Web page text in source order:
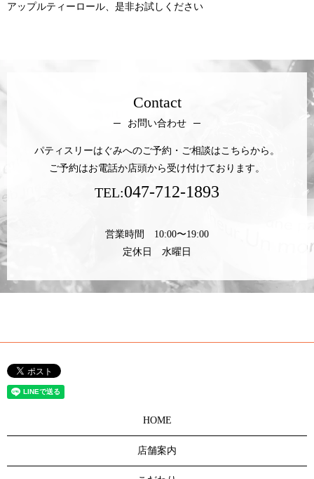
アップルティーロール、是非お試しください
Contact
お問い合わせ
パティスリーはぐみへのご予約・ご相談はこちらから。
ご予約はお電話か店頭から受け付けております。
TEL:047-712-1893
営業時間 10:00〜19:00
定休日 水曜日
HOME
店舗案内